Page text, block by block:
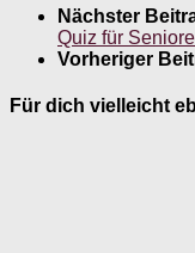
Nächster
Quiz für
Vorheriger
Für dich vielleicht